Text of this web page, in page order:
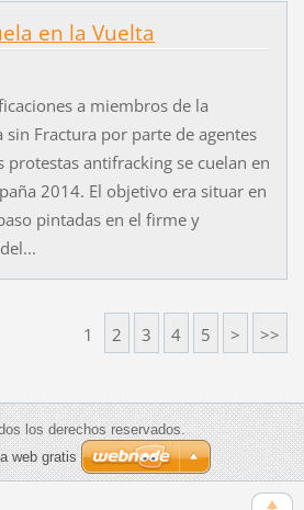
en la Vuelta
a miembros de la
sin Fractura por parte de agentes
protestas antifracking se cuelan en
2014. El objetivo era situar en
pintadas en el firme y
1 2 3 4 5 > >>
los derechos reservados.
web gratis